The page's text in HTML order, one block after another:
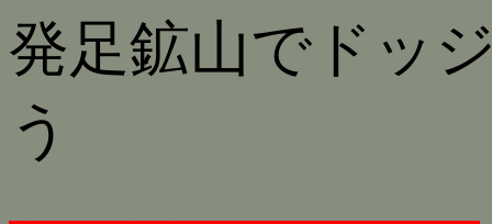
発足鉱山でドッ
う